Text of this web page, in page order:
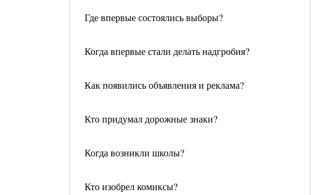
Где впервые состоялись выборы?
Когда впервые стали делать надгробия?
Как появились объявления и реклама?
Кто придумал дорожные знаки?
Когда возникли школы?
Кто изобрел комиксы?